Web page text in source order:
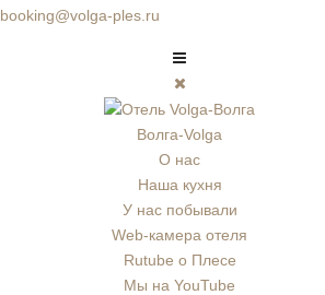
booking@volga-ples.ru
Волга-Volga
О нас
Наша кухня
У нас побывали
Web-камера отеля
Rutube о Плесе
Мы на YouTube